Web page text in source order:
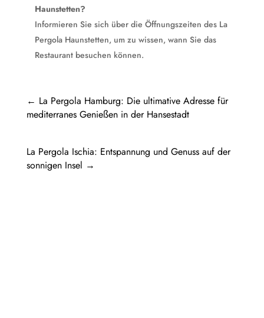
Haunstetten?
Informieren Sie sich über die Öffnungszeiten des La
Pergola Haunstetten, um zu wissen, wann Sie das
Restaurant besuchen können.
← La Pergola Hamburg: Die ultimative Adresse für
mediterranes Genießen in der Hansestadt
La Pergola Ischia: Entspannung und Genuss auf der
sonnigen Insel →